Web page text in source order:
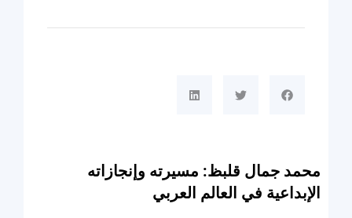
محمد جمال قلبظ: مسيرته وإنجازاته
الإبداعية في العالم العربي